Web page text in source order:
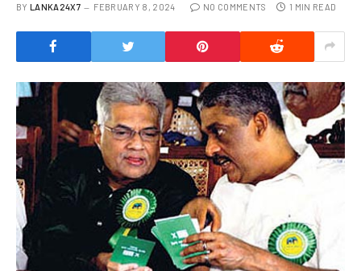
BY LANKA24X7 FEBRUARY 8, 2024 NO COMMENTS 1 MIN READ